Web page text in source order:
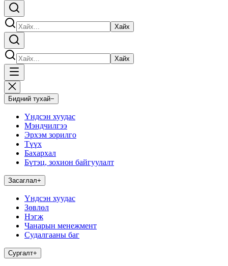
Хайх
Хайх
Бидний тухай−
Үндсэн хуудас
Мэндчилгээ
Эрхэм зорилго
Түүх
Бахархал
Бүтэц, зохион байгуулалт
Засаглал+
Үндсэн хуудас
Зөвлөл
Нэгж
Чанарын менежмент
Судалгааны баг
Сургалт+